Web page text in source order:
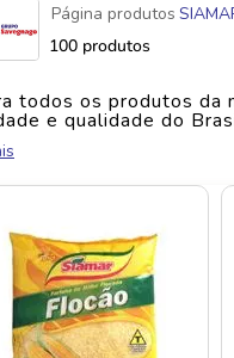
ROCHA E
produto
Página produtos
100 produtos
todos os produtos da
e qualidade do
você